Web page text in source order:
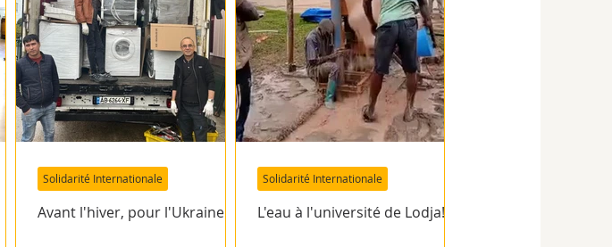
Avant l'hiver, pour l'Ukraine
Solidarité Internationale
L'eau à l'université de Lodja!
Solidarité Internationale